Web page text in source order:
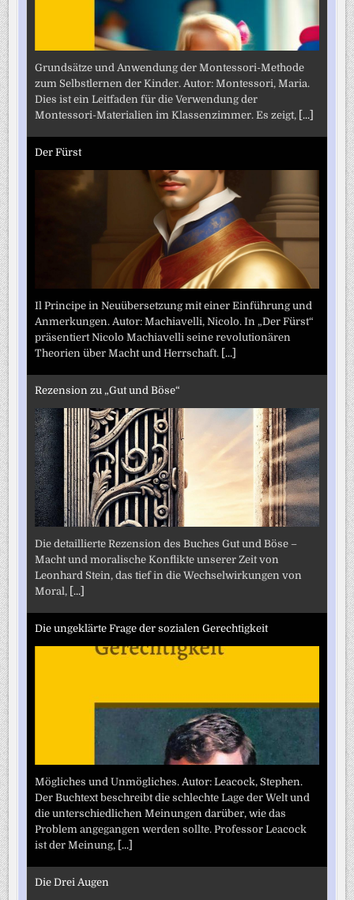
Grundsätze und Anwendung der Montessori-Methode
zum Selbstlernen der Kinder. Autor: Montessori, Maria.
Dies ist ein Leitfaden für die Verwendung der
Montessori-Materialien im Klassenzimmer. Es zeigt, [...]
Der Fürst
Il Principe in Neuübersetzung mit einer Einführung und
Anmerkungen. Autor: Machiavelli, Nicolo. In „Der Fürst“
präsentiert Nicolo Machiavelli seine revolutionären
Theorien über Macht und Herrschaft. [...]
Rezension zu „Gut und Böse“
Die detaillierte Rezension des Buches Gut und Böse –
Macht und moralische Konflikte unserer Zeit von
Leonhard Stein, das tief in die Wechselwirkungen von
Moral, [...]
Die ungeklärte Frage der sozialen Gerechtigkeit
Mögliches und Unmögliches. Autor: Leacock, Stephen.
Der Buchtext beschreibt die schlechte Lage der Welt und
die unterschiedlichen Meinungen darüber, wie das
Problem angegangen werden sollte. Professor Leacock
ist der Meinung, [...]
Die Drei Augen